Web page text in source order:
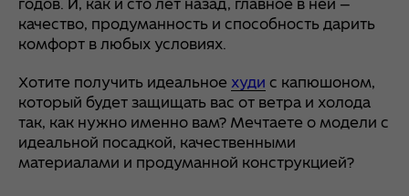
годов. И, как и сто лет назад, главное в ней —
качество, продуманность и способность дарить
комфорт в любых условиях.
Хотите получить идеальное худи с капюшоном,
который будет защищать вас от ветра и холода
так, как нужно именно вам? Мечтаете о модели с
идеальной посадкой, качественными
материалами и продуманной конструкцией?